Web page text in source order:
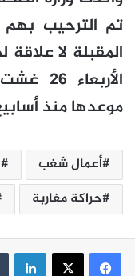
تم الترحيب بهم
المقبلة لا علاقة
موعدها منذ
أعمال شغب
حراكة مغاربة